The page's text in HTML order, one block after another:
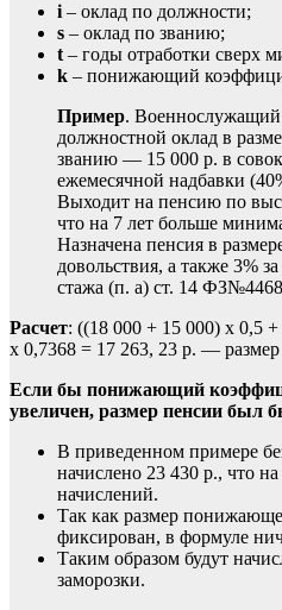
i– оклад по должности;
s – оклад по званию;
t– годы отработки сверх
k – понижающий
Пример. Военнослужащий
должностной оклад в
званию — 15 000 р. в
ежемесячной надбавки
Выходит на пенсию по
что на 7 лет больше
Назначена пенсия в
довольствия, а также 3%
стажа (п. а) ст. 14
Расчет: ((18 000 + 15 000) х 0,5
х 0,7368 = 17 263, 23 р. —
Если бы понижающий
увеличен, размер пенсии был
В приведенном примере
начислено 23 430 р., что
начислений.
Так как размер
фиксирован, в формуле
Таким образом будут
заморозки.